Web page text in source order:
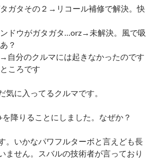
ガタその２→リコール補修で解決。快
ドウがガタガタ…orz→未解決。風で吸
？
自分のクルマには起きなかったのです
ころです
気に入ってるクルマです。
降りることにしました。なぜか？
。いかなパワフルターボと言えども長
ません。スバルの技術者が言っており